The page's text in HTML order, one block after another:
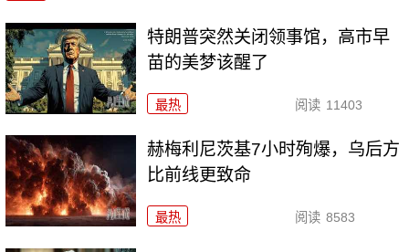
特朗普突然关闭领事馆，高市早
苗的美梦该醒了
最热 阅读 11403
赫梅利尼茨基7小时殉爆，乌后方
比前线更致命
最热 阅读 8583